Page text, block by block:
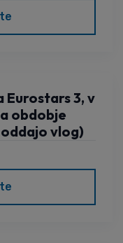
Eurostars 3, v
obdobje
vlog)